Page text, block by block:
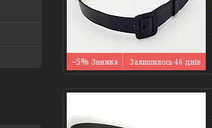
–5% Залишилось 46 днів